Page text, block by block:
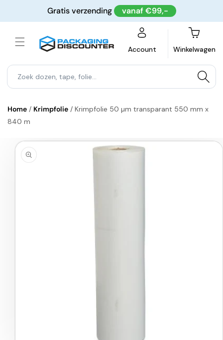
content
Gratis verzending vanaf €99,-
Account Winkelwagen
Home / Krimpfolie / Krimpfolie 50 µm transparant 550 mm x
840 m
direct naar